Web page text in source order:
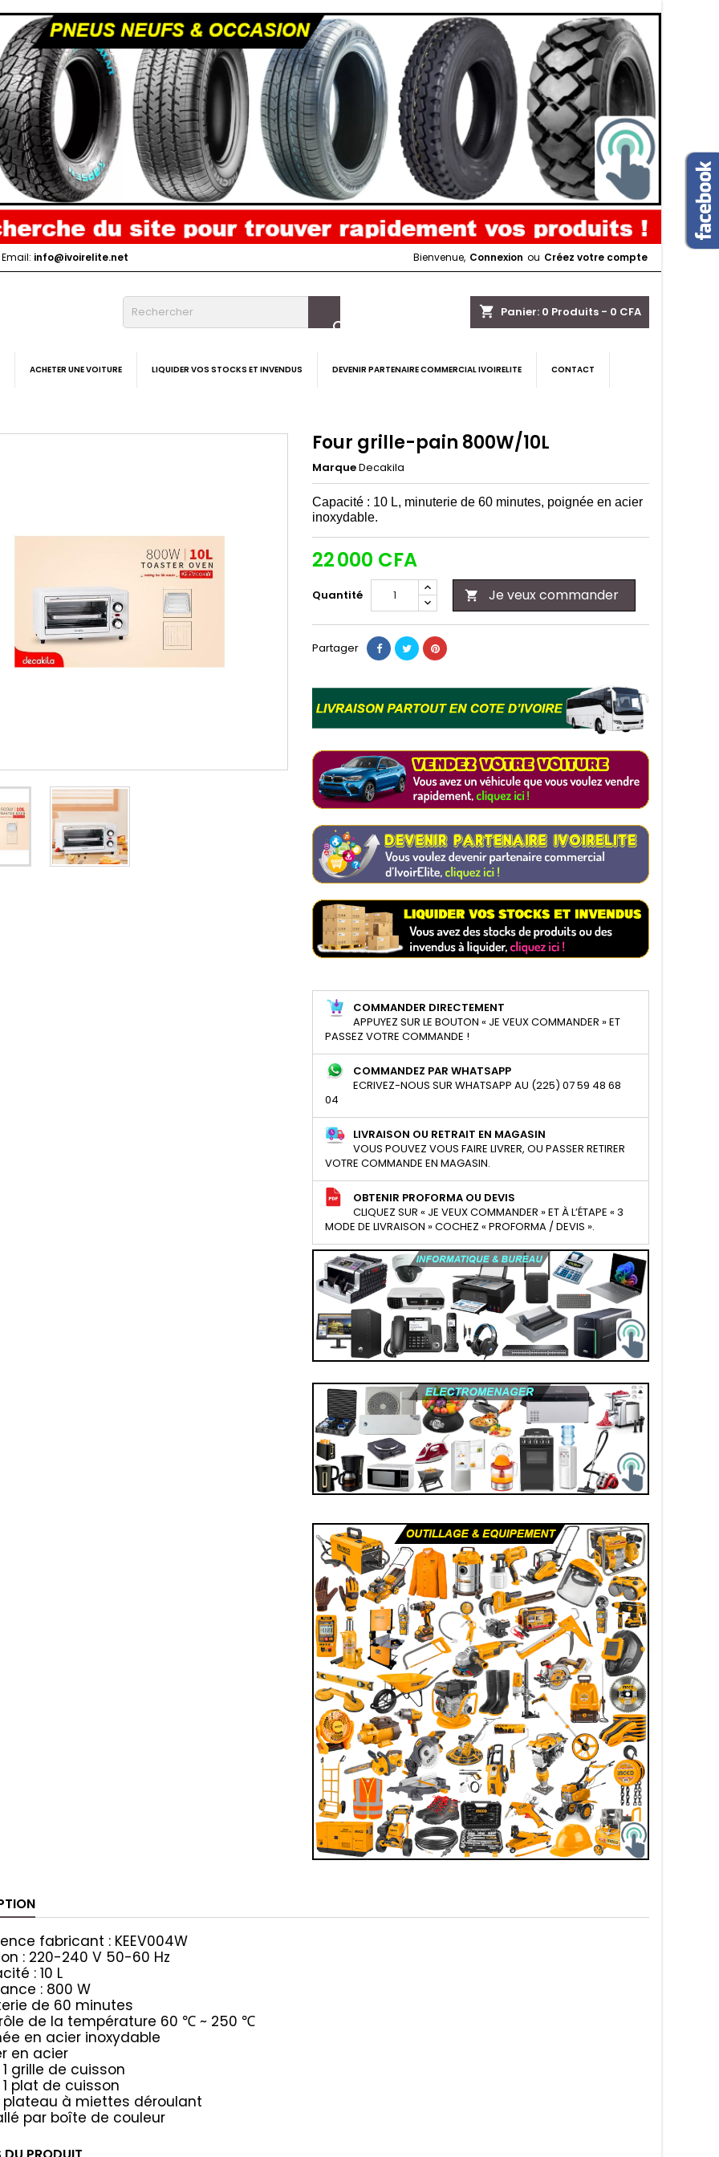
Email: info@ivoirelite.net Bienvenue, Connexion ou Créez votre compte
shopping_cart Panier: 0 Produits - 0 CFA

ACHETER UNE VOITURE LIQUIDER VOS STOCKS ET INVENDUS DEVENIR PARTENAIRE COMMERCIAL IVOIRELITE CONTACT
Four grille-pain 800W/10L
MarqueDecakila
Capacité : 10 L, minuterie de 60 minutes, poignée en acier
inoxydable.
22 000 CFA
Quantité  Je veux commander
Partager
COMMANDER DIRECTEMENT
APPUYEZ SUR LE BOUTON « JE VEUX COMMANDER » ET
PASSEZ VOTRE COMMANDE !
COMMANDEZ PAR WHATSAPP
ECRIVEZ-NOUS SUR WHATSAPP AU (225) 07 59 48 68
04
LIVRAISON OU RETRAIT EN MAGASIN
VOUS POUVEZ VOUS FAIRE LIVRER, OU PASSER RETIRER
VOTRE COMMANDE EN MAGASIN.
OBTENIR PROFORMA OU DEVIS
CLIQUEZ SUR « JE VEUX COMMANDER » ET À L’ÉTAPE « 3
MODE DE LIVRAISON » COCHEZ « PROFORMA / DEVIS ».
fabricant : KEEV004W
: 220-240 V 50-60 Hz
: 10 L
: 800 W
de 60 minutes
de la température 60 ℃ ~ 250 ℃
en acier inoxydable
en acier
grille de cuisson
plat de cuisson
plateau à miettes déroulant
par boîte de couleur